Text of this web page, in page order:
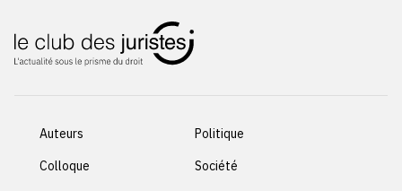
Auteurs
Colloque
Politique
Société